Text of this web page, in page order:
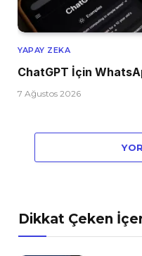
YAPAY ZEKA
ChatGPT İçin
7 Ağustos 2026
Dikkat Çeken